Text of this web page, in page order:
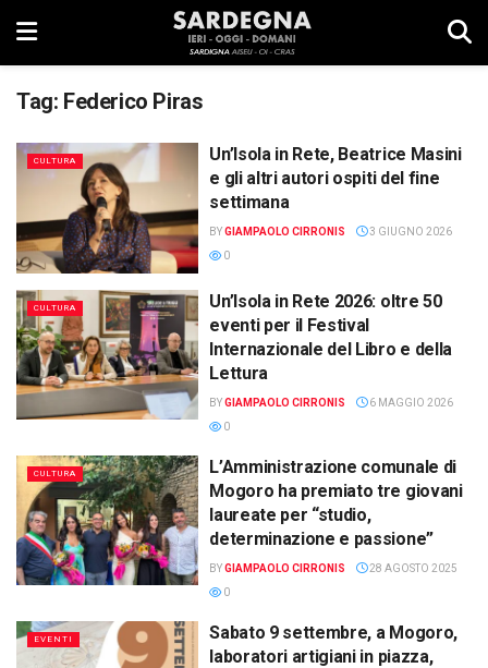
Tag: Federico Piras
CULTURA
Un’Isola in Rete, Beatrice Masini
e gli altri autori ospiti del fine
settimana
BYGIAMPAOLO CIRRONIS
3 GIUGNO 2026
0
CULTURA
Un’Isola in Rete 2026: oltre 50
eventi per il Festival
Internazionale del Libro e della
Lettura
BYGIAMPAOLO CIRRONIS
6 MAGGIO 2026
0
CULTURA
L’Amministrazione comunale di
Mogoro ha premiato tre giovani
laureate per “studio,
determinazione e passione”
BYGIAMPAOLO CIRRONIS
28 AGOSTO 2025
0
EVENTI
Sabato 9 settembre, a Mogoro,
laboratori artigiani in piazza,